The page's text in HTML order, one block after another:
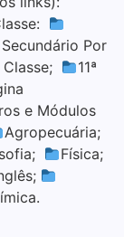
Por
Classe;
11ª
e Módulos
Agropecuária;
Física;